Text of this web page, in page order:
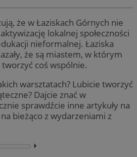
że w Łaziskach Górnych nie
lokalnej społeczności
nieformalnej. Łaziska
że są miastem, w którym
coś wspólnie.
warsztatach? Lubicie tworzyć
Dajcie znać w
sprawdźcie inne artykuły na
bieżąco z wydarzeniami z
⏵︎